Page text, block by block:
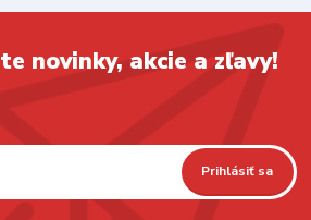
novinky, akcie a zľavy!
Prihlásiť sa